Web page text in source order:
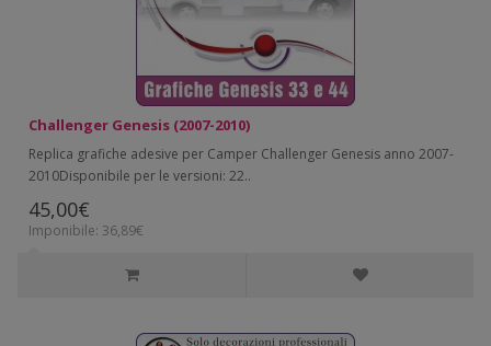
Challenger Genesis (2007-2010)
Replica grafiche adesive per Camper Challenger Genesis anno 2007-
2010Disponibile per le versioni: 22..
45,00€
Imponibile: 36,89€